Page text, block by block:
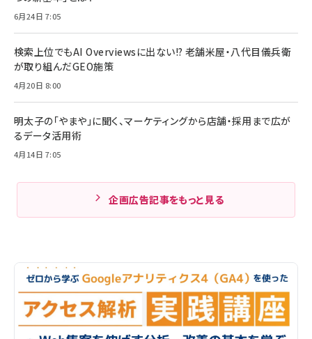
6月24日 7:05
検索上位でもAI Overviewsに出ない!? 老舗米屋・八代目儀兵衛
が取り組んだGEO施策
4月20日 8:00
明太子の「やまや」に聞く、マーケティングから店舗・採用まで広が
るデータ活用術
4月14日 7:05
企画広告記事をもっと見る